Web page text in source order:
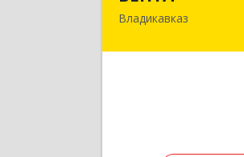
Владикавказ
362031,